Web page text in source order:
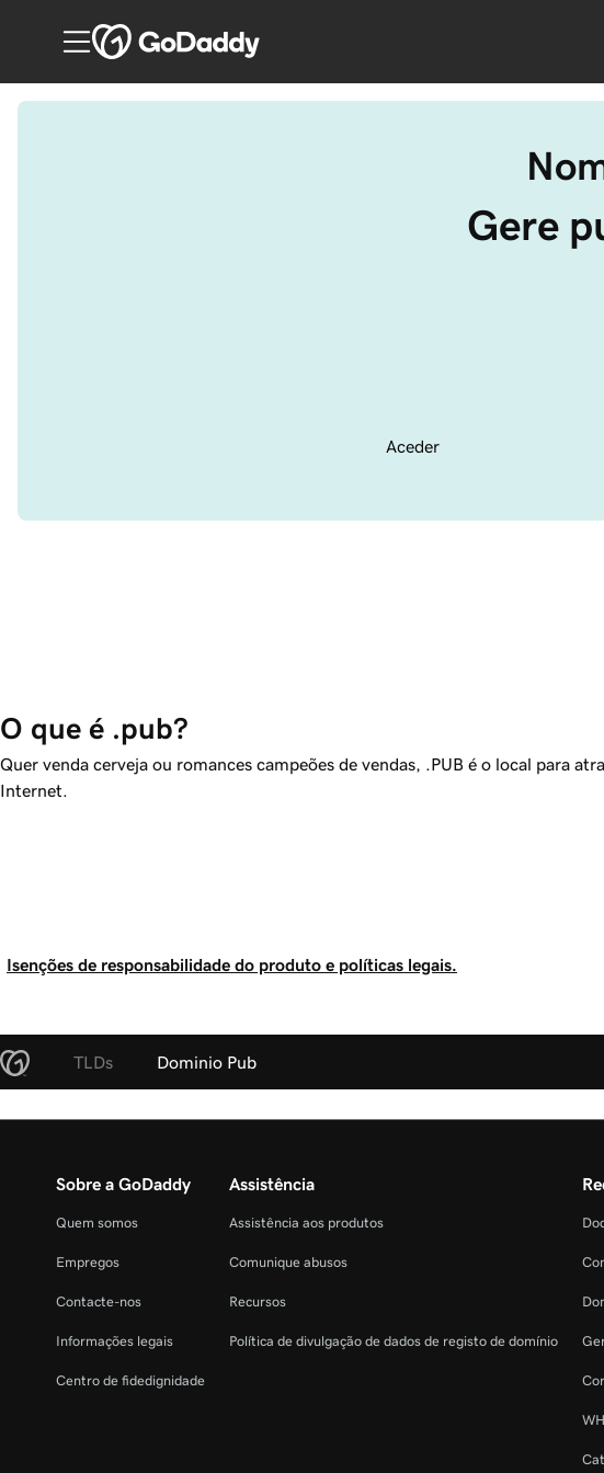
Gere
Aceder
O que é .pub?
Quer venda cerveja ou romances campeões de vendas, .PUB é o local para
Internet.
Isenções de responsabilidade do produto e políticas legais.
TLDs Dominio Pub
Sobre a GoDaddy
Quem somos
Empregos
Contacte-nos
Informações legais
Centro de fidedignidade
Assistência
Assistência aos produtos
Comunique abusos
Recursos
Política de divulgação de dados de registo de domínio